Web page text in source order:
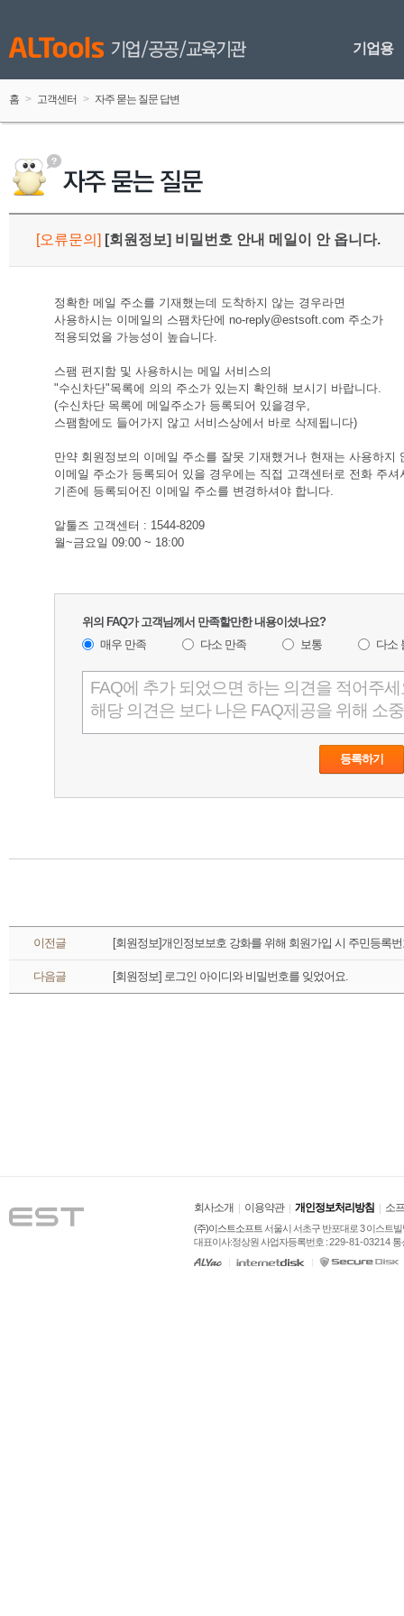
기업용
홈 > 고객센터 > 자주 묻는 질문 답변
[오류문의 ] [회원정보] 비밀번호 안내 메일이 안 옵니다.
정확한 메일 주소를 기재했는데 도착하지 않는 경우라면
사용하시는 이메일의 스팸차단에 no-reply@estsoft.com 주소가
적용되었을 가능성이 높습니다.
스팸 편지함 및 사용하시는 메일 서비스의
"수신차단"목록에 의의 주소가 있는지 확인해 보시기 바랍니다.
(수신차단 목록에 메일주소가 등록되어 있을경우,
스팸함에도 들어가지 않고 서비스상에서 바로 삭제됩니다)
만약 회원정보의 이메일 주소를 잘못 기재했거나 현재는 사용하지
이메일 주소가 등록되어 있을 경우에는 직접 고객센터로 전화 주셔
기존에 등록되어진 이메일 주소를 변경하셔야 합니다.
알툴즈 고객센터 : 1544-8209
월~금요일 09:00 ~ 18:00
위의 FAQ가 고객님께서 만족할만한 내용이셨나요?
매우 만족
다소 만족 보통 다소
이전글 [회원정보]개인정보보호 강화를 위해 회원가입 시 주민등록
다음글 [회원정보] 로그인 아이디와 비밀번호를 잊었어요.
회사소개 이용약관 개인정보처리방침 소
(주)이스트소프트 서울시 서초구 반포대로 3 이스트빌
대표이사:정상원 사업자등록번호 : 229-81-03214 통